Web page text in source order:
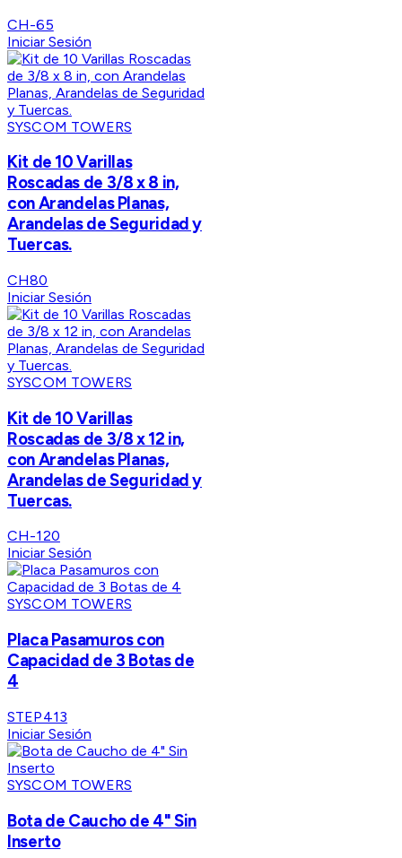
CH-65
Iniciar Sesión
SYSCOM TOWERS
Kit de 10 Varillas
Roscadas de 3/8 x 8 in,
con Arandelas Planas,
Arandelas de Seguridad y
Tuercas.
CH80
Iniciar Sesión
SYSCOM TOWERS
Kit de 10 Varillas
Roscadas de 3/8 x 12 in,
con Arandelas Planas,
Arandelas de Seguridad y
Tuercas.
CH-120
Iniciar Sesión
SYSCOM TOWERS
Placa Pasamuros con
Capacidad de 3 Botas de
4
STEP413
Iniciar Sesión
SYSCOM TOWERS
Bota de Caucho de 4" Sin
Inserto